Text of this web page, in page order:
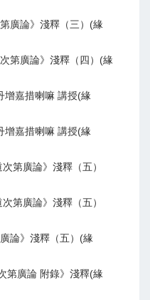
廣論》淺釋（三）(緣
第廣論》淺釋（四）(緣
增嘉措喇嘛 講授(緣
增嘉措喇嘛 講授(緣
第廣論》淺釋（五）
第廣論》淺釋（五）
論》淺釋（五）(緣
第廣論 附錄》淺釋(緣